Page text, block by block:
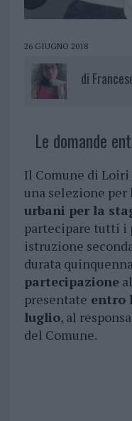
26 GIUGNO 2018
di
Le domande
Il Comune di Loiri
una selezione per
urbani per la
partecipare tutti i
istruzione
durata
partecipazioneal
presentate entro
luglio, al
del Comune.